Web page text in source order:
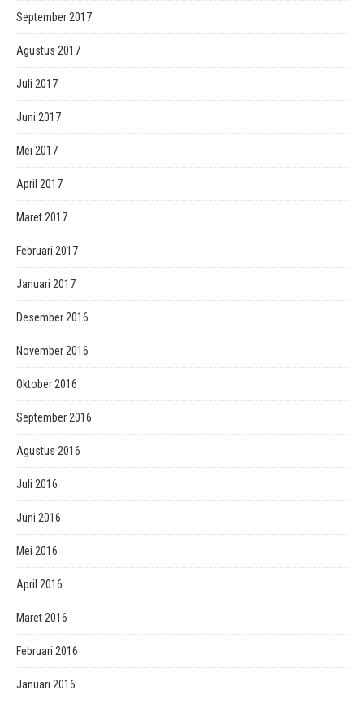
September 2017
Agustus 2017
Juli 2017
Juni 2017
Mei 2017
April 2017
Maret 2017
Februari 2017
Januari 2017
Desember 2016
November 2016
Oktober 2016
September 2016
Agustus 2016
Juli 2016
Juni 2016
Mei 2016
April 2016
Maret 2016
Februari 2016
Januari 2016